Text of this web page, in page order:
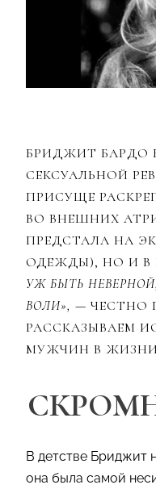
БРИДЖИТ БАРДО
СЕКСУАЛЬНОЙ
ПРИСУЩЕ
ВО ВНЕШНИХ
ПРЕДСТАЛА НА
ОДЕЖДЫ), НО И В
УЖ БЫТЬ
ВОЛИ», — ЧЕСТНО
РАССКАЗЫВАЕМ
МУЖЧИН В
В детстве Бриджит
она была самой